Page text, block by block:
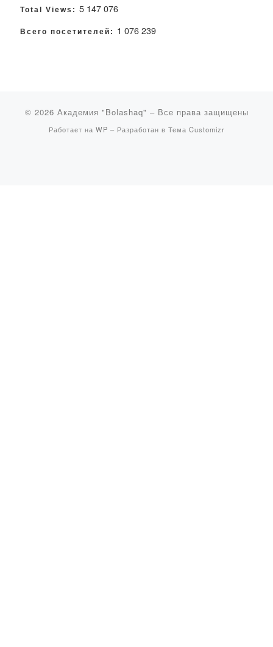
Total Views: 5 147 076
Всего посетителей: 1 076 239
© 2026 Академия "Bolashaq" – Все права защищены
Работает на WP – Разработан в Тема Customizr